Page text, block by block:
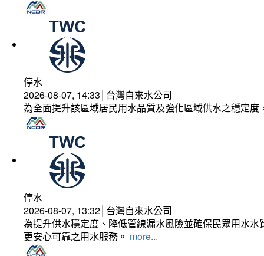
停水
2026-08-07, 14:33│台灣自來水公司
為全面提升該區域居民用水品質及強化區域供水之穩定
停水
2026-08-07, 13:32│台灣自來水公司
為提升供水穩定度、降低管線漏水風險並確保民眾用水
更安心可靠之用水服務。 more...